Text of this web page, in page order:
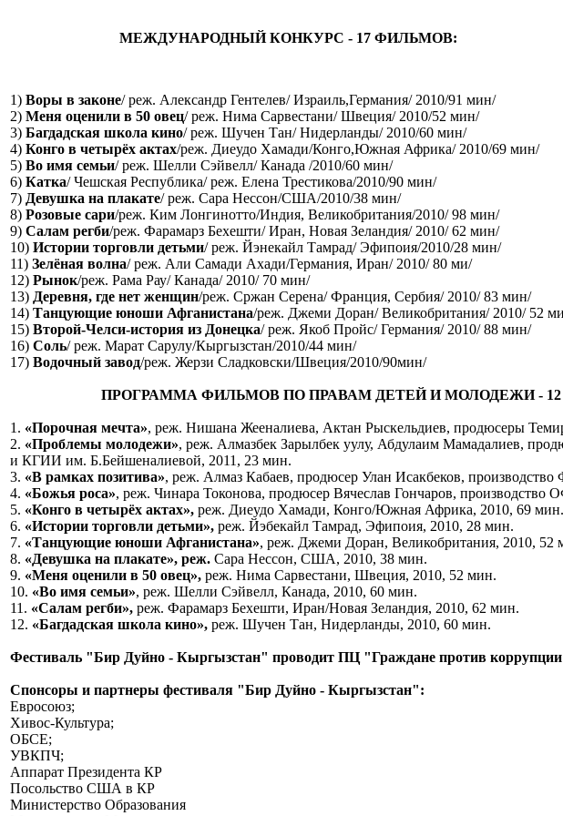
МЕЖДУНАРОДНЫЙ КОНКУРС - 17 ФИЛЬМОВ:
1) Воры в законе/ реж. Александр Гентелев/ Израиль,Германия/ 2010/91 мин/
2) Меня оценили в 50 овец/ реж. Нима Сарвестани/ Швеция/ 2010/52 мин/
3) Багдадская школа кино/ реж. Шучен Тан/ Нидерланды/ 2010/60 мин/
4) Конго в четырёх актах/реж. Диеудо Хамади/Конго,Южная Африка/ 2010/69 мин/
5) Во имя семьи/ реж. Шелли Сэйвелл/ Канада /2010/60 мин/
6) Катка/ Чешская Республика/ реж. Елена Трестикова/2010/90 мин/
7) Девушка на плакате/ реж. Сара Нессон/США/2010/38 мин/
8) Розовые сари/реж. Ким Лонгинотто/Индия, Великобритания/2010/ 98 мин/
9) Салам регби/реж. Фарамарз Бехешти/ Иран, Новая Зеландия/ 2010/ 62 мин/
10) Истории торговли детьми/ реж. Йэнекайл Тамрад/ Эфипоия/2010/28 мин/
11) Зелёная волна/ реж. Али Самади Ахади/Германия, Иран/ 2010/ 80 ми/
12) Рынок/реж. Рама Рау/ Канада/ 2010/ 70 мин/
13) Деревня, где нет женщин/реж. Сржан Серена/ Франция, Сербия/ 2010/ 83 мин/
14) Танцующие юноши Афганистана/реж. Джеми Доран/ Великобритания/ 2010/ 52
15) Второй-Челси-история из Донецка/ реж. Якоб Пройс/ Германия/ 2010/ 88 мин/
16) Соль/ реж. Марат Сарулу/Кыргызстан/2010/44 мин/
17) Водочный завод/реж. Жерзи Сладковски/Швеция/2010/90мин/
ПРОГРАММА ФИЛЬМОВ ПО ПРАВАМ ДЕТЕЙ И МОЛОДЕЖИ -
1. «Порочная мечта», реж. Нишана Жееналиева, Актан Рыскельдиев, продюсеры
2. «Проблемы молодежи», реж. Алмазбек Зарылбек уулу, Абдулаим Мамадалиев,
и КГИИ им. Б.Бейшеналиевой, 2011, 23 мин.
3. «В рамках позитива», реж. Алмаз Кабаев, продюсер Улан Исакбеков,
4. «Божья роса», реж. Чинара Токонова, продюсер Вячеслав Гончаров, производство
5. «Конго в четырёх актах», реж. Диеудо Хамади, Конго/Южная Африка, 2010, 69 мин.
6. «Истории торговли детьми», реж. Йэбекайл Тамрад, Эфипоия, 2010, 28 мин.
7. «Танцующие юноши Афганистана», реж. Джеми Доран, Великобритания, 2010, 52
8. «Девушка на плакате», реж. Сара Нессон, США, 2010, 38 мин.
9. «Меня оценили в 50 овец», реж. Нима Сарвестани, Швеция, 2010, 52 мин.
10. «Во имя семьи», реж. Шелли Сэйвелл, Канада, 2010, 60 мин.
11. «Салам регби», реж. Фарамарз Бехешти, Иран/Новая Зеландия, 2010, 62 мин.
12. «Багдадская школа кино», реж. Шучен Тан, Нидерланды, 2010, 60 мин.
Фестиваль "Бир Дуйно - Кыргызстан" проводит ПЦ "Граждане против
Спонсоры и партнеры фестиваля "Бир Дуйно - Кыргызстан":
Евросоюз;
Хивос-Культура;
ОБСЕ;
УВКПЧ;
Аппарат Президента КР
Посольство США в КР
Министерство Образования